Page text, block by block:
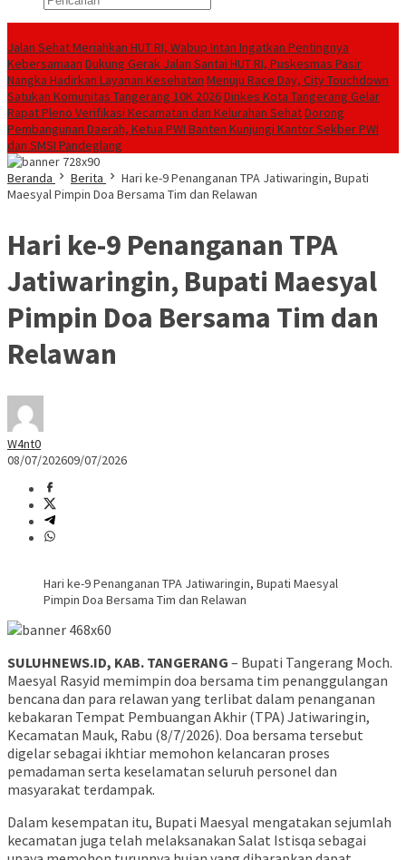
Jalan Sehat Meriahkan HUT RI, Wabup Intan Ingatkan Pentingnya
Kebersamaan Dukung Gerak Jalan Santai HUT RI, Puskesmas Pasir
Nangka Hadirkan Layanan Kesehatan Menuju Race Day, City Touchdown
Satukan Komunitas Tangerang 10K 2026Dinkes Kota Tangerang Gelar
Rapat Pleno Verifikasi Kecamatan dan Kelurahan SehatDorong
Pembangunan Daerah, Ketua PWI Banten Kunjungi Kantor Sekber PWI
dan SMSI Pandeglang
Beranda
Berita
Hari ke-9 Penanganan TPA Jatiwaringin, Bupati
Maesyal Pimpin Doa Bersama Tim dan Relawan
Hari ke-9 Penanganan TPA
Jatiwaringin, Bupati Maesyal
Pimpin Doa Bersama Tim dan
Relawan
W4nt0
08/07/202609/07/2026
Hari ke-9 Penanganan TPA Jatiwaringin, Bupati Maesyal
Pimpin Doa Bersama Tim dan Relawan
SULUHNEWS.ID, KAB. TANGERANG – Bupati Tangerang Moch.
Maesyal Rasyid memimpin doa bersama tim penanggulangan
bencana dan para relawan yang terlibat dalam penanganan
kebakaran Tempat Pembuangan Akhir (TPA) Jatiwaringin,
Kecamatan Mauk, Rabu (8/7/2026). Doa bersama tersebut
digelar sebagai ikhtiar memohon kelancaran proses
pemadaman serta keselamatan seluruh personel dan
masyarakat terdampak.
Dalam kesempatan itu, Bupati Maesyal mengatakan sejumlah
kecamatan juga telah melaksanakan Salat Istisqa sebagai